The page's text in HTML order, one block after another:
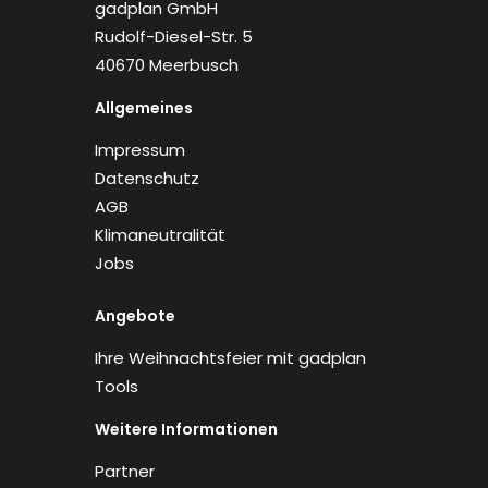
gadplan GmbH
Rudolf-Diesel-Str. 5
40670 Meerbusch
Allgemeines
Impressum
Datenschutz
AGB
Klimaneutralität
Jobs
Angebote
Ihre Weihnachtsfeier mit gadplan
Tools
Weitere Informationen
Partner